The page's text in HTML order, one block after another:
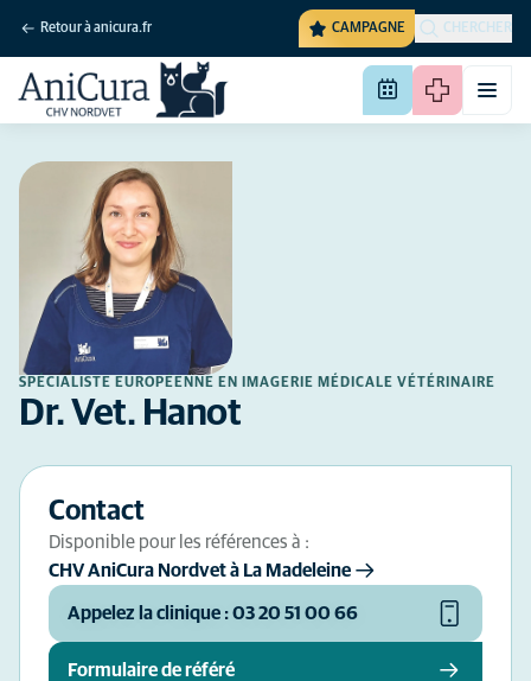
Retour à anicura.fr CAMPAGNE CHERCHER
SPÉCIALISTE EUROPÉENNE EN IMAGERIE MÉDICALE VÉTÉRINAIRE
Dr. Vet. Hanot
Contact
Disponible pour les références à :
CHV AniCura Nordvet à La Madeleine
Appelez la clinique : 03 20 51 00 66
Formulaire de référé